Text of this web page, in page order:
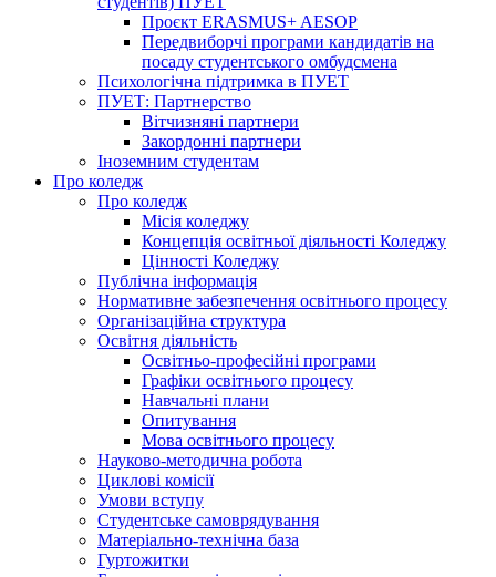
Проєкт ERASMUS+ AESOP
Передвиборчі програми кандидатів на
посаду студентського омбудсмена
Психологічна підтримка в ПУЕТ
ПУЕТ: Партнерство
Вітчизняні партнери
Закордонні партнери
Іноземним студентам
Про коледж
Про коледж
Місія коледжу
Концепція освітньої діяльності Коледжу
Цінності Коледжу
Публічна інформація
Нормативне забезпечення освітнього процесу
Організаційна структура
Освітня діяльність
Освітньо-професійні програми
Графіки освітнього процесу
Навчальні плани
Опитування
Мова освітнього процесу
Науково-методична робота
Циклові комісії
Умови вступу
Студентське самоврядування
Матеріально-технічна база
Гуртожитки